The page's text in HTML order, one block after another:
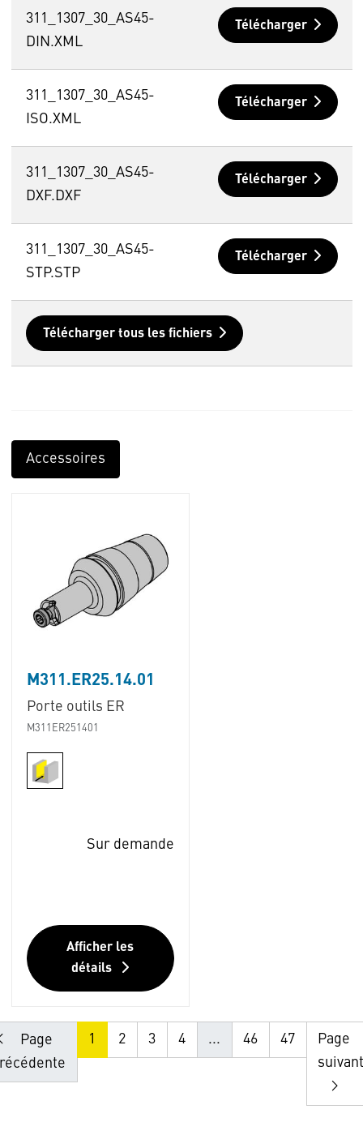
311_1307_30_AS45-
DIN.XML
Télécharger
311_1307_30_AS45-
ISO.XML
Télécharger
311_1307_30_AS45-
DXF.DXF
Télécharger
311_1307_30_AS45-
STP.STP
Télécharger
Télécharger tous les fichiers
Accessoires
M311.ER25.14.01
Porte outils ER
M311ER251401
Sur demande
Afficher les
détails
Page
1 2 3 4 ... 46 47
Page